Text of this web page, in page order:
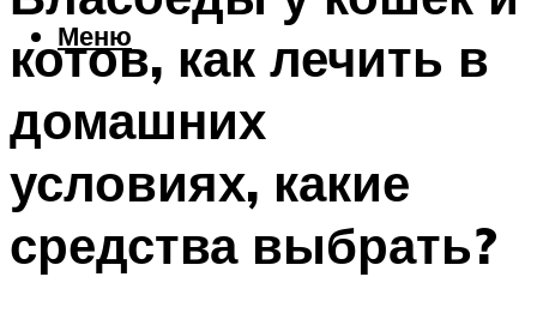
Меню
котов, как лечить в
домашних
условиях, какие
средства выбрать?